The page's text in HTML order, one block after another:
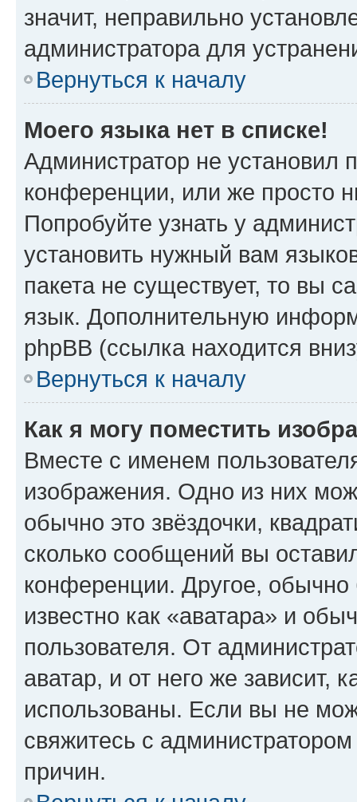
значит, неправильно
администратора для
Вернуться к началу
Моего языка нет в списке!
Администратор не установил
конференции, или же просто
Попробуйте узнать у
установить нужный вам
пакета не существует, то вы
язык. Дополнительную
phpBB (ссылка находится
Вернуться к началу
Как я могу поместить
Вместе с именем
изображения. Одно из них
обычно это звёздочки,
сколько сообщений вы
конференции. Другое,
известно как «аватара» и
пользователя. От
аватар, и от него же зависит,
использованы. Если вы не
свяжитесь с
причин.